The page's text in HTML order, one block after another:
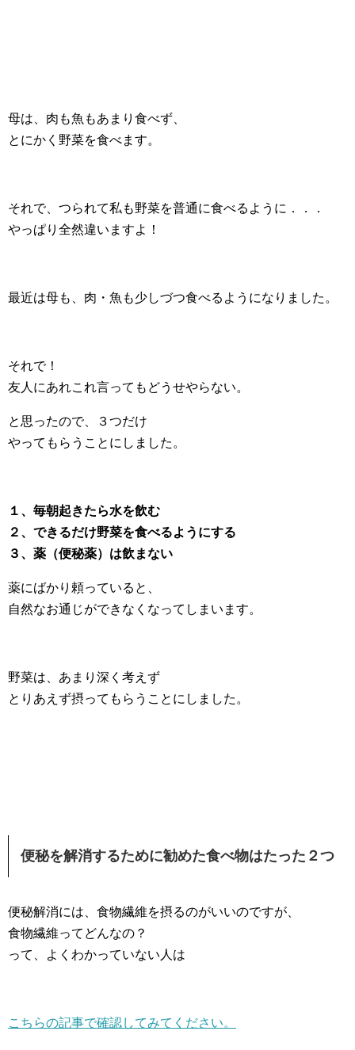
母は、肉も魚もあまり食べず、
とにかく野菜を食べます。
それで、つられて私も野菜を普通に食べるように．．．
やっぱり全然違いますよ！
最近は母も、肉・魚も少しづつ食べるようになりました。
それで！
友人にあれこれ言ってもどうせやらない。
と思ったので、３つだけ
やってもらうことにしました。
１、毎朝起きたら水を飲む
２、できるだけ野菜を食べるようにする
３、薬（便秘薬）は飲まない
薬にばかり頼っていると、
自然なお通じができなくなってしまいます。
野菜は、あまり深く考えず
とりあえず摂ってもらうことにしました。
便秘を解消するために勧めた食べ物はたった２つ
便秘解消には、食物繊維を摂るのがいいのですが、
食物繊維ってどんなの？
って、よくわかっていない人は
こちらの記事で確認してみてください。